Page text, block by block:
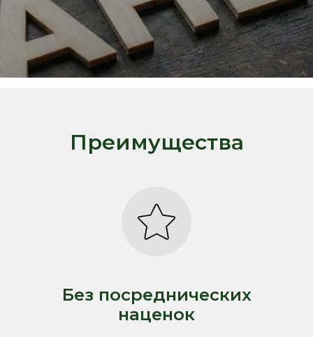
Преимущества
Без посреднических
наценок